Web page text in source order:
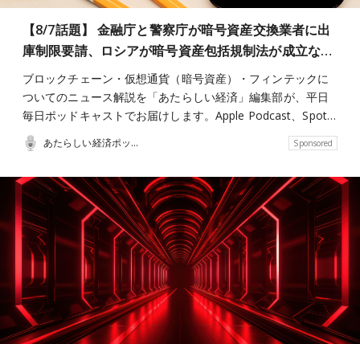
【8/7話題】 金融庁と警察庁が暗号資産交換業者に出
庫制限要請、ロシアが暗号資産包括規制法が成立な…
ブロックチェーン・仮想通貨（暗号資産）・フィンテックに
ついてのニュース解説を「あたらしい経済」編集部が、平日
毎日ポッドキャストでお届けします。Apple Podcast、Spot…
あたらしい経済ポッドキャスト Sponsored